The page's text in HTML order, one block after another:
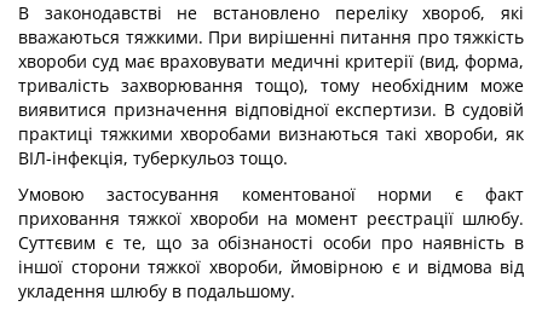
В законодавстві не встановлено переліку хвороб, які
вважаються тяжкими. При вирішенні питання про тяжкість
хвороби суд має враховувати медичні критерії (вид, форма,
тривалість захворювання тощо), тому необхідним може
виявитися призначення відповідної експертизи. В судовій
практиці тяжкими хворобами визнаються такі хвороби, як
ВІЛ-інфекція, туберкульоз тощо.
Умовою застосування коментованої норми є факт
приховання тяжкої хвороби на момент реєстрації шлюбу.
Суттєвим є те, що за обізнаності особи про наявність в
іншої сторони тяжкої хвороби, ймовірною є и відмова від
укладення шлюбу в подальшому.